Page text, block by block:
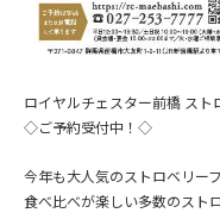
ロイヤルチェスター前橋 スト
◇ご予約受付中！◇
今年も大人気のストロベリー
食べ比べが楽しい多数のスト